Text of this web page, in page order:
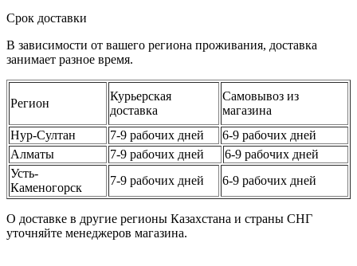
Срок доставки
В зависимости от вашего региона проживания, доставка
занимает разное время.
Регион
Курьерская
доставка
Самовывоз из
магазина
Нур-Султан
7-9 рабочих дней
6-9 рабочих дней
Алматы
7-9 рабочих дней
6-9 рабочих дней
Усть-
Каменогорск
7-9 рабочих дней 6-9 рабочих дней
О доставке в другие регионы Казахстана и страны СНГ
уточняйте менеджеров магазина.